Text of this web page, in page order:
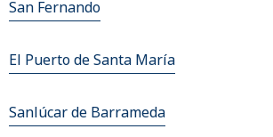
San Fernando
El Puerto de Santa María
Sanlúcar de Barrameda